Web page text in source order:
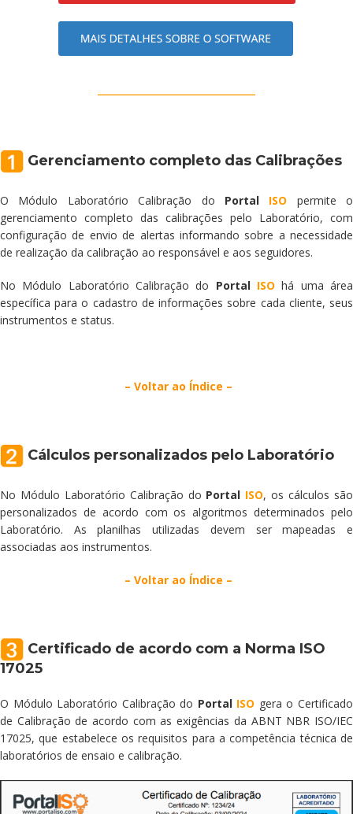
Gerenciamento completo das Calibrações
O Módulo Laboratório Calibração do Portal ISO permite o
gerenciamento completo das calibrações pelo Laboratório, com
configuração de envio de alertas informando sobre a necessidade
de realização da calibração ao responsável e aos seguidores.
No Módulo Laboratório Calibração do Portal ISO há uma área
específica para o cadastro de informações sobre cada cliente, seus
instrumentos e status.
– Voltar ao Índice –
Cálculos personalizados pelo Laboratório
No Módulo Laboratório Calibração do Portal ISO, os cálculos são
personalizados de acordo com os algoritmos determinados pelo
Laboratório. As planilhas utilizadas devem ser mapeadas e
associadas aos instrumentos.
– Voltar ao Índice –
Certificado de acordo com a Norma ISO
17025
O Módulo Laboratório Calibração do Portal ISO gera o Certificado
de Calibração de acordo com as exigências da ABNT NBR ISO/IEC
17025, que estabelece os requisitos para a competência técnica de
laboratórios de ensaio e calibração.